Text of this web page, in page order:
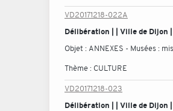
VD20171218-022A
Délibération | | Ville de Dijon
Objet : ANNEXES - Musées :
Thème : CULTURE
VD20171218-023
Délibération | | Ville de Dijon